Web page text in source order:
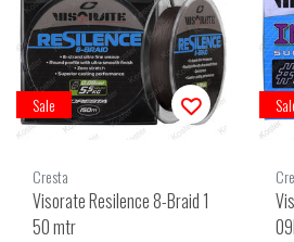
Sale
Cresta
Visorate Resilence 8-Braid 1
50 mtr